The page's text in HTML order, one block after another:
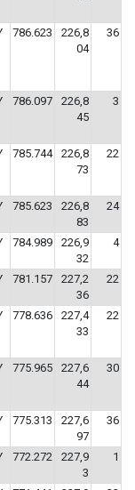
786.623
226,8
04
36
786.097
226,8
45
3
785.744
226,8
73
22
785.623
226,8
83
24
784.989
226,9
32
4
781.157
227,2
36
22
778.636
227,4
33
22
775.965
227,6
44
30
775.313
227,6
97
36
772.272
227,9
3
1